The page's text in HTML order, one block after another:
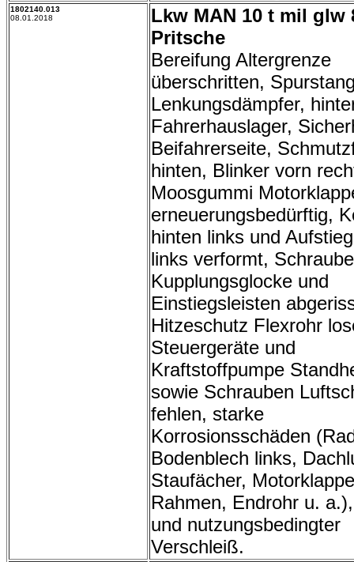
1802140.013
08.01.2018
Lkw MAN 10 t mil glw
Pritsche
Bereifung Altergrenze
überschritten,
Lenkungsdämpfer,
Fahrerhauslager,
Beifahrerseite,
hinten, Blinker vorn
Moosgummi
erneuerungsbedürftig,
hinten links und
links verformt, Schraube
Kupplungsglocke und
Einstiegsleisten
Hitzeschutz Flexrohr
Steuergeräte und
Kraftstoffpumpe
sowie Schrauben
fehlen, starke
Korrosionsschäden
Bodenblech links,
Staufächer,
Rahmen, Endrohr u.
und nutzungsbedingter
Verschleiß.